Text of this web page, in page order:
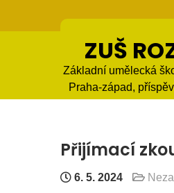
ZUŠ
Základní umělecká
Praha-západ,
Přijímací
6. 5. 2024